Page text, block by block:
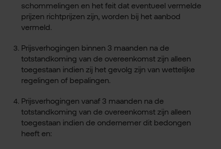
schommelingen en het feit dat eventueel vermelde
prijzen richtprijzen zijn, worden bij het aanbod
vermeld.
Prijsverhogingen binnen 3 maanden na de
totstandkoming van de overeenkomst zijn alleen
toegestaan indien zij het gevolg zijn van wettelijke
regelingen of bepalingen.
Prijsverhogingen vanaf 3 maanden na de
totstandkoming van de overeenkomst zijn alleen
toegestaan indien de ondernemer dit bedongen
heeft en: